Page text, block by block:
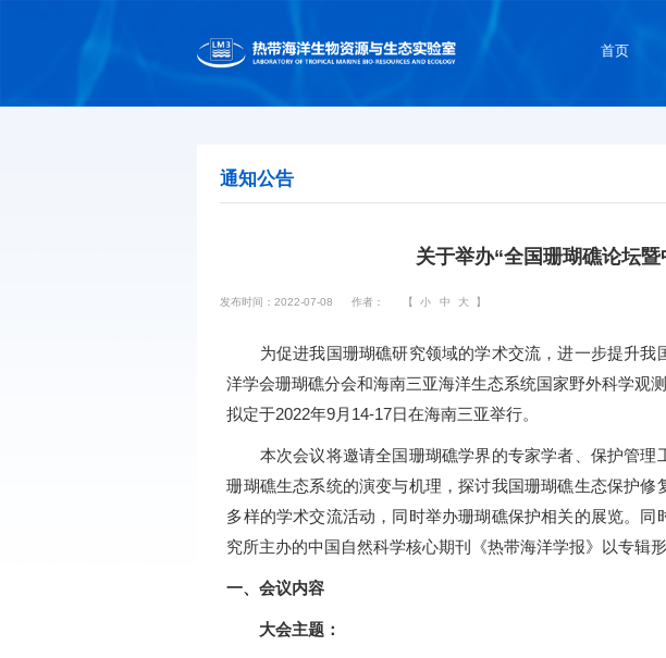
首页
通知公告
关于举办“全国珊瑚礁论坛
发布时间：2022-07-08 作者： 【小 中 大 】
为促进我国珊瑚礁研究领域的学术交流，进一步提升我
洋学会珊瑚礁分会和海南三亚海洋生态系统国家野外科学观
拟定于2022年9月14-17日在海南三亚举行。
本次会议将邀请全国珊瑚礁学界的专家学者、保护管理
珊瑚礁生态系统的演变与机理，探讨我国珊瑚礁生态保护
多样的学术交流活动，同时举办珊瑚礁保护相关的展览。
究所主办的中国自然科学核心期刊《热带海洋学报》以专辑形
一、会议内容
大会主题：